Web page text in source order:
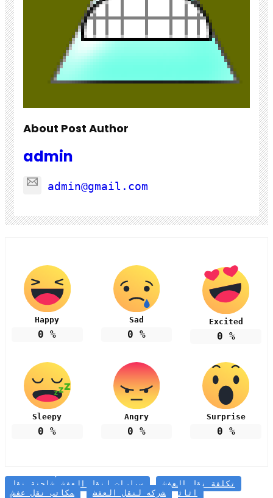
About Post Author
admin
admin@gmail.com
Happy
0 %
Sad
0 %
Excited
0 %
Sleepy
0 %
Angry
0 %
Surprise
0 %
تكلفة نقل العفش سيارات لنقل العفش
شاحنة نقل
اثاث
شركه لنقل العفش مكاتب نقل عفش